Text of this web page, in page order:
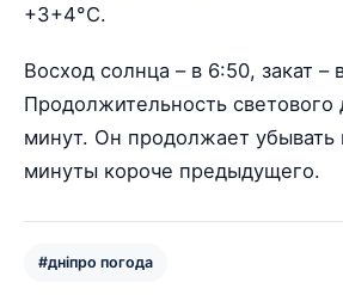
+3+4°С.
Восход солнца – в 6:50, закат –
Продолжительность светового
минут. Он продолжает убывать
минуты короче предыдущего.
#дніпро погода